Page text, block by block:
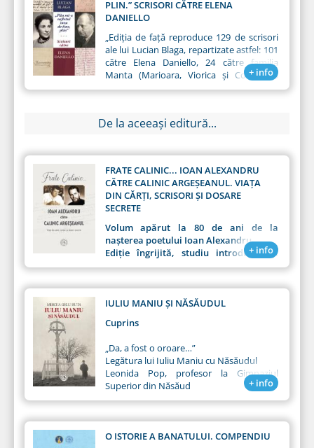
PLIN.” SCRISORI CĂTRE ELENA
DANIELLO
„Ediția de față reproduce 129 de scrisori
ale lui Lucian Blaga, repartizate astfel: 101
către Elena Daniello, 24 către familia
Manta (Marioara, Viorica și Cornel), 3
către Helene Rodica Daniello, 1 către H.
129 de scrisori ale lui Blaga,
patru poezii inedite, dedicate Rodicăi
+ info
De la aceeași editură...
FRATE CALINIC... IOAN ALEXANDRU
CĂTRE CALINIC ARGEȘEANUL. VIAȚA
DIN CĂRȚI, SCRISORI ȘI DOSARE
SECRETE
Volum apărut la 80 de ani de la
naşterea poetului Ioan Alexandru
Ediție îngrijită, studiu introductiv și
note de Adrian Alui Gheorghe
+ info
IULIU MANIU ŞI NĂSĂUDUL
Cuprins
„Da, a fost o oroare…”
Legătura lui Iuliu Maniu cu Năsăudul
Leonida Pop, profesor la Gimnaziul
Superior din Năsăud
1. Despre familie și pregătirea școlară
Țărănesc
3. Congresul Partidului Național
+ info
O ISTORIE A BANATULUI. COMPENDIU